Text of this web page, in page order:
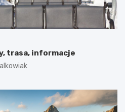
trasa, informacje